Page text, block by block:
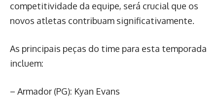
competitividade da equipe, será crucial que os
novos atletas contribuam significativamente.
As principais peças do time para esta temporada
incluem:
– Armador (PG): Kyan Evans